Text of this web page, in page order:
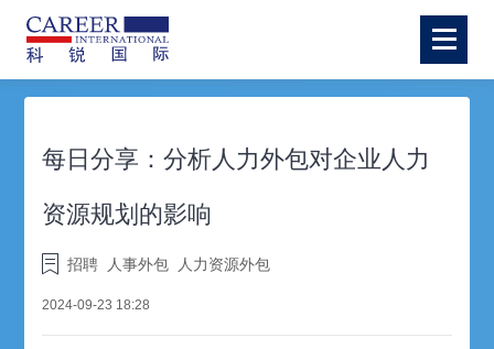
每日分享：分析人力外包对企业人力
资源规划的影响
招聘 人事外包 人力资源外包
2024-09-23 18:28